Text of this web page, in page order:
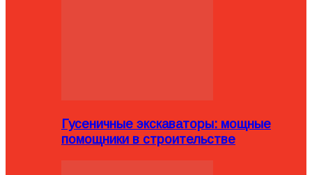
Гусеничные экскаваторы: мощные
помощники в строительстве